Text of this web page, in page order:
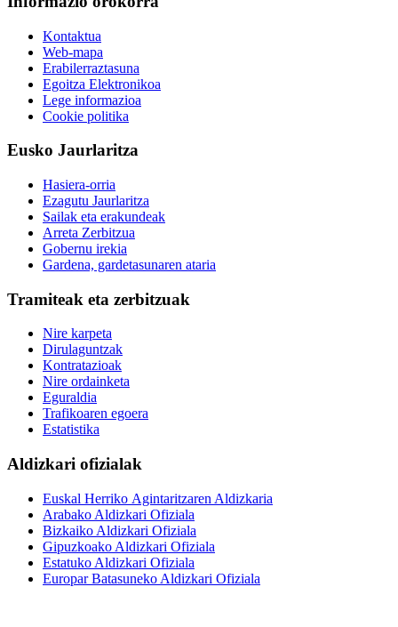
Kontaktua
Web-mapa
Erabilerraztasuna
Egoitza Elektronikoa
Lege informazioa
Cookie politika
Eusko Jaurlaritza
Hasiera-orria
Ezagutu Jaurlaritza
Sailak eta erakundeak
Arreta Zerbitzua
Gobernu irekia
Gardena, gardetasunaren ataria
Tramiteak eta zerbitzuak
Nire karpeta
Dirulaguntzak
Kontratazioak
Nire ordainketa
Eguraldia
Trafikoaren egoera
Estatistika
Aldizkari ofizialak
Euskal Herriko Agintaritzaren Aldizkaria
Arabako Aldizkari Ofiziala
Bizkaiko Aldizkari Ofiziala
Gipuzkoako Aldizkari Ofiziala
Estatuko Aldizkari Ofiziala
Europar Batasuneko Aldizkari Ofiziala